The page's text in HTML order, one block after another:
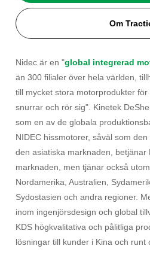
Om
Nidec är en "global integrerad
än 300 filialer över hela världen,
till mycket stora motorprodukter
snurrar och rör sig". Kinetek
som en av de globala
NIDEC hissmotorer, såväl som
den asiatiska marknaden, betjänar
marknaden, men tjänar också
Nordamerika, Australien,
Sydostasien och andra regioner.
inom ingenjörsdesign och global
KDS högkvalitativa och pålitliga
lösningar till kunder i Kina och runt